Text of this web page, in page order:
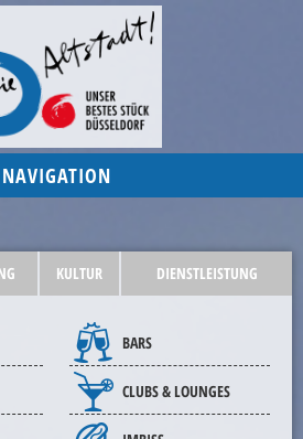
NAVIGATION
KULTUR DIENSTLEISTUNG
BARS
CLUBS & LOUNGES